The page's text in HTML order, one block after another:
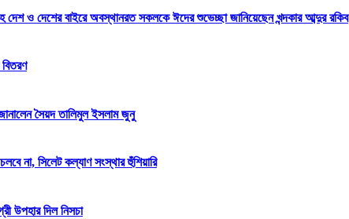
দেশ ও দেশের বাইরে অবস্থানরত সকলকে ঈদের শুভেচ্ছা জানিয়েছেন খন্দকার আব্দুর রকিব
সৈয়দ তালিমুল ইসলাম জুনু
না, সিলেট কল্যাণ সংস্থার হুঁশিয়ারি
উপহার দিল নিসচা